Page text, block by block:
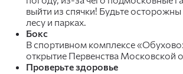
выйти из спячки! Будьте осторожны
лесу и парках.
Бокс
В спортивном комплексе
открытие Первенства Московской
Проверьте здоровье